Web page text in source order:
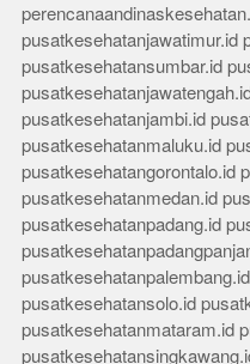
pusatkesehatanjawatimur.id
pusatkesehatansumbar.id
pusatkesehatanjambi.id
pusatkesehatanmaluku.id
pusatkesehatangorontalo.id
pusatkesehatanmedan.id
pusatkesehatanpadang.id
pusatkesehatanpalembang.id
pusatkesehatansolo.id
pusatkesehatanmataram.id